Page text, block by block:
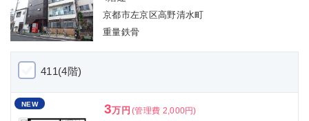
京都市左京区高野清水町
重量鉄骨
411(4階)
NEW 3万円 (管理費 2,000円)